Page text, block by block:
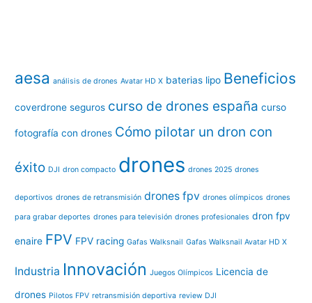
aesa análisis de drones Avatar HD X baterias lipo Beneficios
coverdrone seguros curso de drones españa curso
fotografía con drones Cómo pilotar un dron con
éxito DJI dron compacto drones drones 2025 drones
deportivos drones de retransmisión drones fpv drones olímpicos drones
para grabar deportes drones para televisión drones profesionales dron fpv
enaire FPV FPV racing Gafas Walksnail Gafas Walksnail Avatar HD X
Industria Innovación Juegos Olímpicos Licencia de
drones Pilotos FPV retransmisión deportiva review DJI